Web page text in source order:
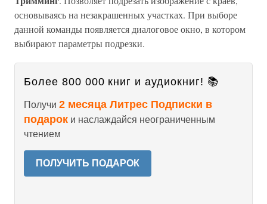
основываясь на незакрашенных участках. При выборе
данной команды появляется диалоговое окно, в котором
выбирают параметры подрезки.
Более 800 000 книг и аудиокниг! 📚
Получи 2 месяца Литрес Подписки в
подарок и наслаждайся неограниченным
чтением
ПОЛУЧИТЬ ПОДАРОК